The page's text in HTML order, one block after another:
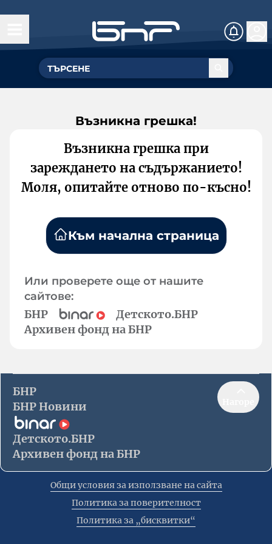
Възникна грешка!
Възникна грешка при
зареждането на съдържанието!
Моля, опитайте отново по-късно!
Към начална страница
Или проверете още от нашите
сайтове:
БНР
Детското.БНР
Архивен фонд на БНР
БНР
БНР Новини
Детското.БНР
Архивен фонд на БНР
Общи условия за използване на сайта
Политика за поверителност
Политика за „бисквитки“